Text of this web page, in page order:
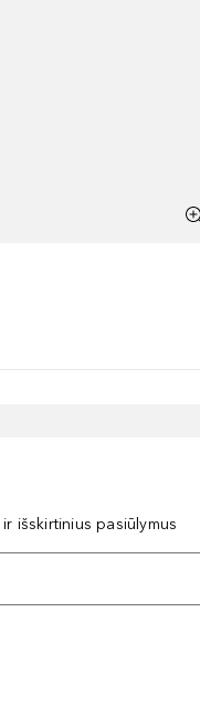
išskirtinius pasiūlymus